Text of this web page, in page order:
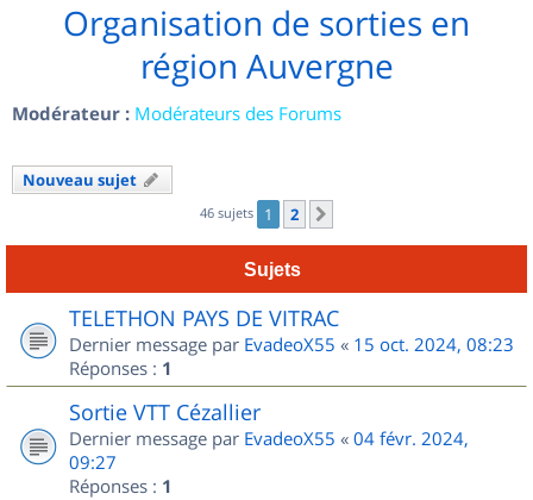
Organisation de sorties en
région Auvergne
Modérateur : Modérateurs des Forums
Nouveau sujet
46 sujets 1 2
Sujets
TELETHON PAYS DE VITRAC
Dernier message par EvadeoX55 « 15 oct. 2024, 08:23
Réponses : 1
Sortie VTT Cézallier
Dernier message par EvadeoX55 « 04 févr. 2024,
09:27
Réponses : 1